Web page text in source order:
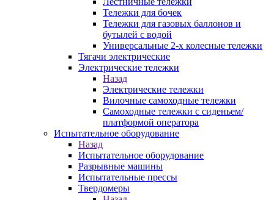
Тележки для бочек
Тележки для газовых баллонов и
бутылей с водой
Универсальные 2-х колесные тележки
Тягачи электрические
Электрические тележки
Назад
Электрические тележки
Вилочные самоходные тележки
Самоходные тележки с сиденьем/
платформой оператора
Испытательное оборудование
Назад
Испытательное оборудование
Разрывные машины
Испытательные прессы
Твердомеры